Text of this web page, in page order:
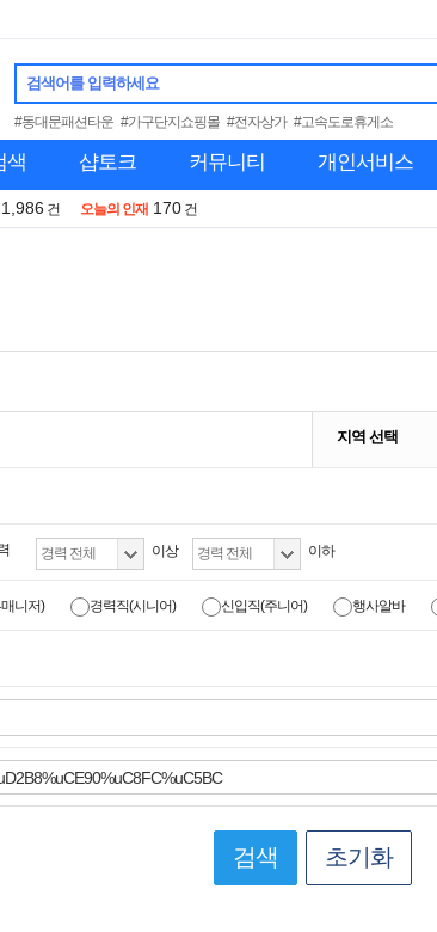
검색어를 입력하세요
#동대문패션타운 #가구단지쇼핑몰 #전자상가 #고속도로휴게소
색 샵토크 커뮤니티 개인서비스
건 오늘의 인재 170 건
지역 선택
이상 이하
니저) 경력직(시니어) 신입직(주니어) 행사알바
검색 초기화